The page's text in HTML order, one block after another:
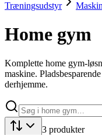
Træningsudstyr
Home gym
Komplette home gym-
maskine.
derhjemme.
3 produkter